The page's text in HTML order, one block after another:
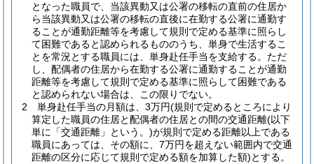
となった職員で、当該異動又は公署の移転の直前の住居か
ら当該異動又は公署の移転の直後に在勤する公署に通勤す
ることが通勤距離等を考慮して規則で定める基準に照らし
て困難であると認められるもののうち、単身で生活するこ
とを常況とする職員には、単身赴任手当を支給する。 ただ
し、配偶者の住居から在勤する公署に通勤することが通勤
距離等を考慮して規則で定める基準に照らして困難である
と認められない場合は、この限りでない。
2
単身赴任手当の月額は、3万円(規則で定めるところにより
算定した職員の住居と配偶者の住居との間の交通距離(以下
単に「交通距離」という。)が規則で定める距離以上である
職員にあっては、その額に、7万円を超えない範囲内で交通
距離の区分に応じて規則で定める額を加算した額)とする。